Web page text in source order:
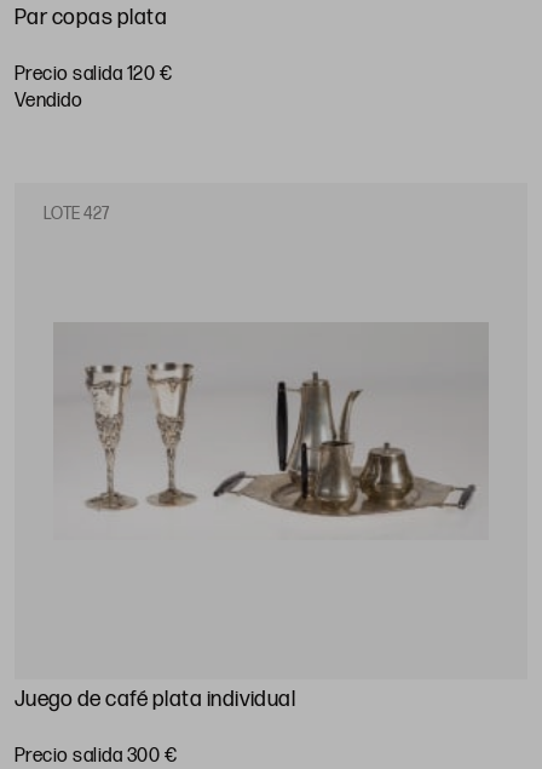
Par copas plata
Precio salida 120 €
vendido
LOTE 427
Juego de café plata individual
Precio salida 300 €